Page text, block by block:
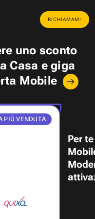
RICHIAMAMI
uno sconto
Casa egiga
Mobile
PIÙ VENDUTA
Per